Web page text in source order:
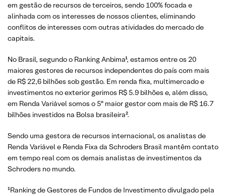
em gestão de recursos de terceiros, sendo 100% focada e
alinhada com os interesses de nossos clientes, eliminando
conflitos de interesses com outras atividades do mercado de
capitais.
No Brasil, segundo o Ranking Anbima¹, estamos entre os 20
maiores gestores de recursos independentes do país com mais
de R$ 22,6 bilhões sob gestão. Em renda fixa, multimercado e
investimentos no exterior gerimos R$ 5.9 bilhões e, além disso,
em Renda Variável somos o 5º maior gestor com mais de R$ 16.7
bilhões investidos na Bolsa brasileira².
Sendo uma gestora de recursos internacional, os analistas de
Renda Variável e Renda Fixa da Schroders Brasil mantêm contato
em tempo real com os demais analistas de investimentos da
Schroders no mundo.
¹Ranking de Gestores de Fundos de Investimento divulgado pela